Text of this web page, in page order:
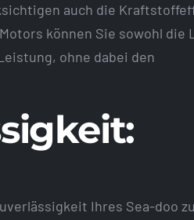
auch die
können Sie sowohl die
ohne dabei den
Ihres Sea-doo zu